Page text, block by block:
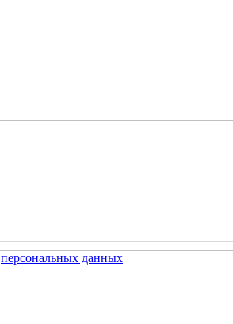
персональных данных